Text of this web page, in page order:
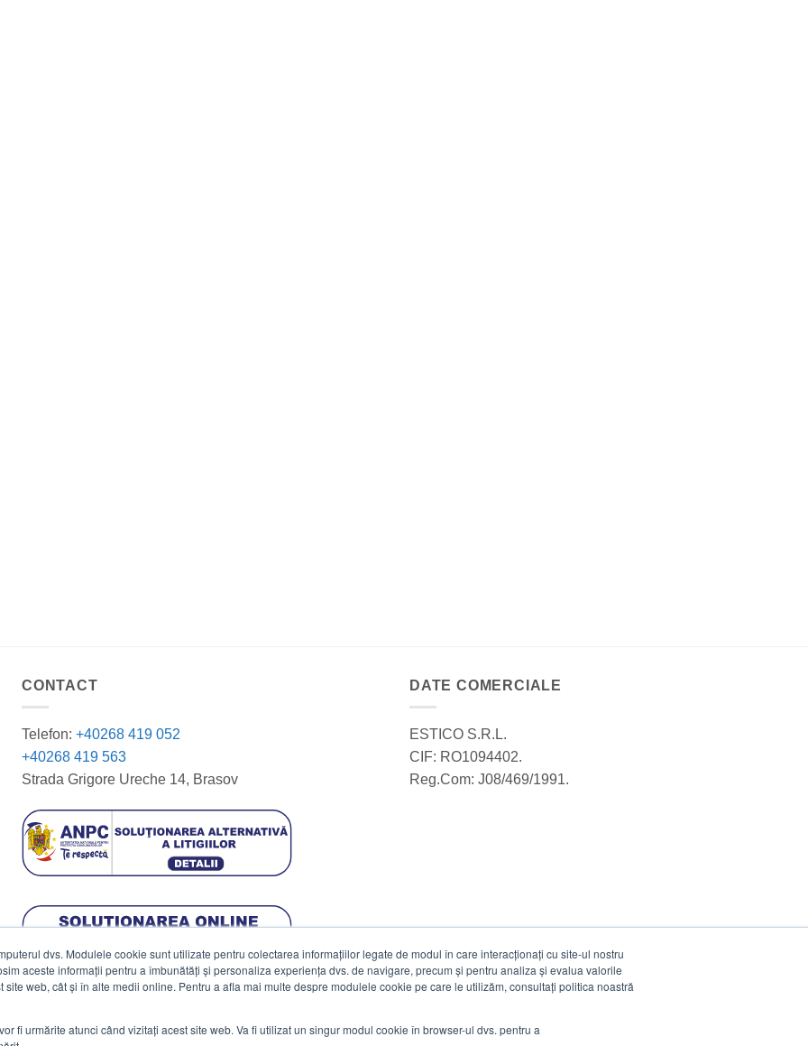
dvs. Modulele cookie sunt utilizate pentru colectarea informațiilor legate de modul în care interacționați cu site-ul nostru
aceste informații pentru a îmbunătăți și personaliza experiența dvs. de navigare, precum și pentru analiza și evalua valorile
web, cât și în alte medii online. Pentru a afla mai multe despre modulele cookie pe care le utilizăm, consultați politica noastră
fi urmărite atunci când vizitați acest site web. Va fi utilizat un singur modul cookie în browser-ul dvs. pentru a
CONTACT
Telefon: +40268 419 052
+40268 419 563
Strada Grigore Ureche 14, Brasov
DATE COMERCIALE
ESTICO S.R.L.
CIF: RO1094402.
Reg.Com: J08/469/1991.